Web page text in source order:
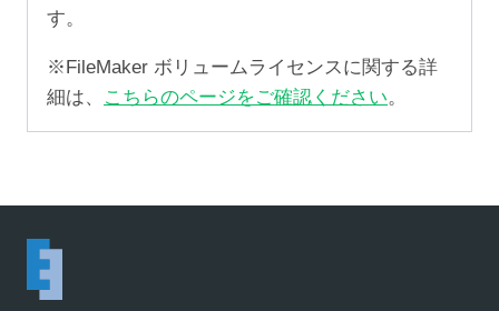
す。
※FileMaker ボリュームライセンスに関する詳
細は、
こちらのページをご確認ください。